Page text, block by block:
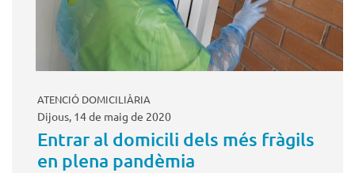
ATENCIÓ DOMICILIÀRIA
Dijous, 14 de maig de 2020
Entrar al domicili dels més fràgils
en plena pandèmia